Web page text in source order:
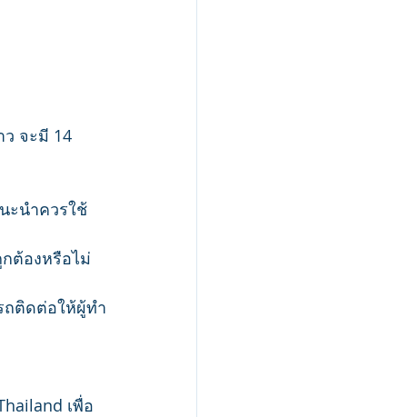
จะมี 14
ะนำควรใช้
ต้องหรือไม่
ถติดต่อให้ผู้ทำ
เพื่อ